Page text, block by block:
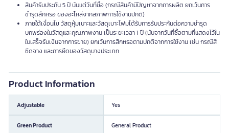
สินค้ารับประกัน 5 ปี นับแต่วันที่ซื้อ (กรณีสินค้ามีปัญหาจากการผลิต ยกเว้นการ
ชำรุดสึกหรอ ของอะไหล่จากสภาพการใช้งานปกติ)
ภายใต้เงื่อนไข วัสดุหุ้มเบาะและวัสดุเบาะโฟมได้รับการรับประกันต่อความชำรุด
บกพร่องในวัสดุและคุณภาพงาน เป็นระยะเวลา 1 ปี (นับจากวันที่ซื้อตามที่แสดงไว้ใน
ใบเสร็จรับเงินจากการขาย) ยกเว้นการสึกหรอตามปกติจากการใช้งาน เช่น กรณีสี
ซีดจาง และการยืดของวัสดุบางประเภท
Product Information
Adjustable Yes
Green Product General Product